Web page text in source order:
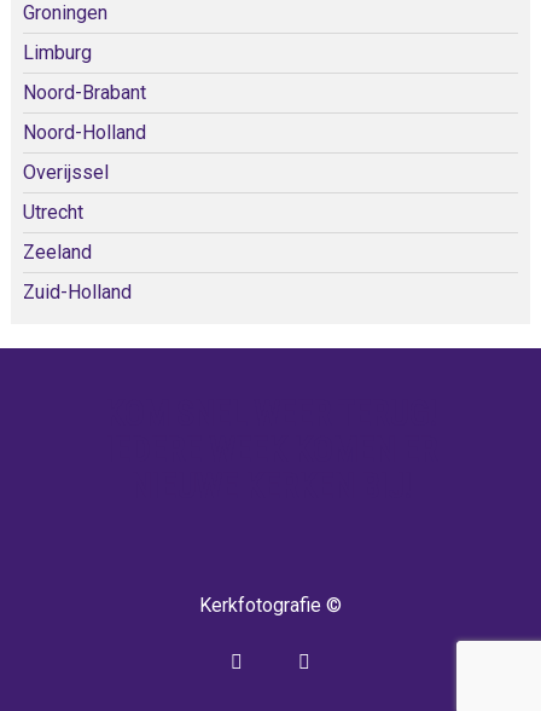
Groningen
Limburg
Noord-Brabant
Noord-Holland
Overijssel
Utrecht
Zeeland
Zuid-Holland
Kerkfotografie ©